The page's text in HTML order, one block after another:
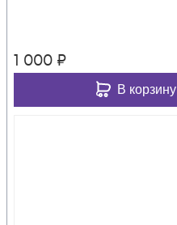
1 000 ₽
В корзину